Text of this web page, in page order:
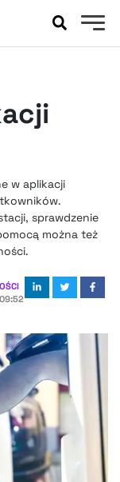
w aplikacji
sprawdzenie
można też